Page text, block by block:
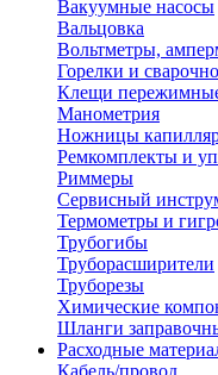
Вакуумные насосы
Вальцовка
Вольтметры,
Горелки и
Клещи
Манометрия
Ножницы
Ремкомплекты и
Риммеры
Сервисный
Термометры и
Трубогибы
Труборасширители
Труборезы
Химические
Шланги
Расходные
Кабель/провод